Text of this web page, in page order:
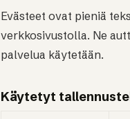
Evästeet ovat pieniä
verkkosivustolla. Ne
palvelua käytetään.
Käytetyt